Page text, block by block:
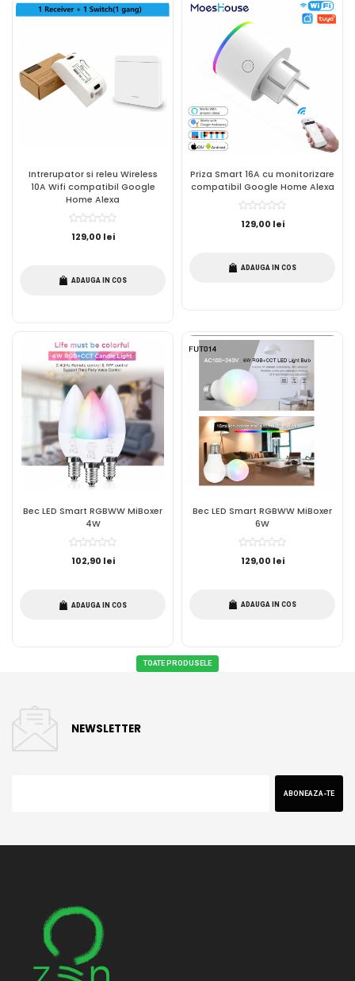
Intrerupator si releu Wireless
10A Wifi compatibil Google
Home Alexa
129,00 lei
ADAUGA IN COS
Priza Smart 16A cu monitorizare
compatibil Google Home Alexa
129,00 lei
ADAUGA IN COS
Bec LED Smart RGBWW MiBoxer
4W
102,90 lei
ADAUGA IN COS
Bec LED Smart RGBWW MiBoxer
6W
129,00 lei
ADAUGA IN COS
TOATE PRODUSELE
NEWSLETTER
ABONEAZA-TE